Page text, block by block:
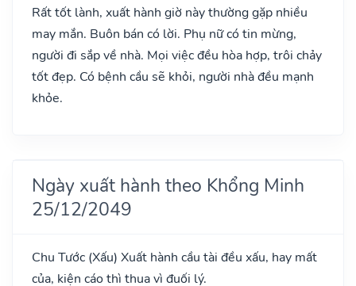
Rất tốt lành, xuất hành giờ này thường gặp nhiều
may mắn. Buôn bán có lời. Phụ nữ có tin mừng,
người đi sắp về nhà. Mọi việc đều hòa hợp, trôi chảy
tốt đẹp. Có bệnh cầu sẽ khỏi, người nhà đều mạnh
khỏe.
Ngày xuất hành theo Khổng Minh
25/12/2049
Chu Tước (Xấu) Xuất hành cầu tài đều xấu, hay mất
của, kiện cáo thì thua vì đuối lý.